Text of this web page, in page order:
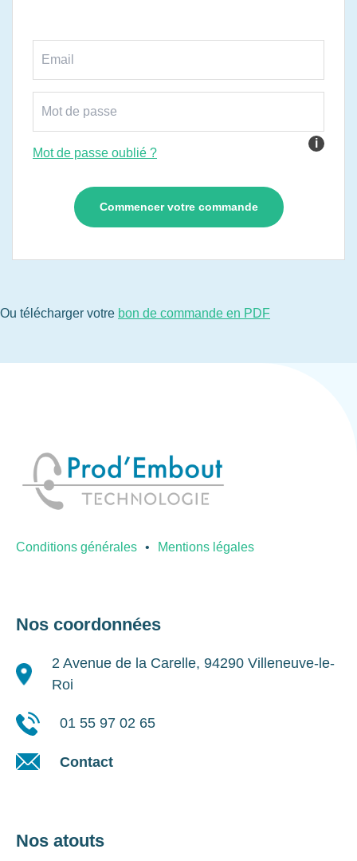
i
Mot de passe oublié ?
Ou télécharger votre bon de commande en PDF
Conditions générales Mentions légales
Nos coordonnées
2 Avenue de la Carelle, 94290 Villeneuve-le-
Roi
01 55 97 02 65
Contact
Nos atouts